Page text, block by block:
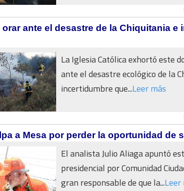
ante el desastre de la Chiquitania e
La Iglesia Católica exhortó este
ante el desastre ecológico de la
incertidumbre que...Leer más
a Mesa por perder la oportunidad de
El analista Julio Aliaga apuntó
presidencial por Comunidad
gran responsable de que la...